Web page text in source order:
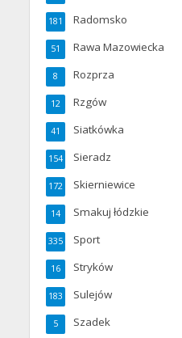
Radomsko
181
Rawa Mazowiecka
51
Rozprza
8
Rzgów
12
Siatkówka
41
Sieradz
154
Skierniewice
172
Smakuj łódzkie
14
Sport
335
Stryków
16
Sulejów
183
Szadek
5